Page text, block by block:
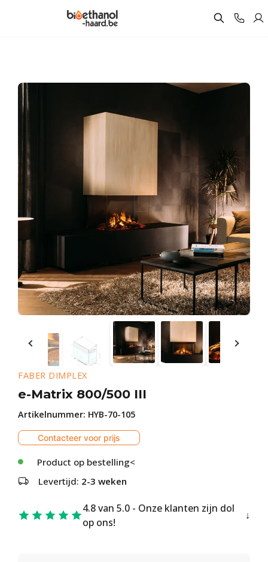
FABER DIMPLEX
e-Matrix 800/500 III
Artikelnummer: HYB-70-105
Contacteer voor prijs
Product op bestelling<
Levertijd: 2-3 weken
4.8 van 5.0 - Onze klanten zijn dol
op ons!